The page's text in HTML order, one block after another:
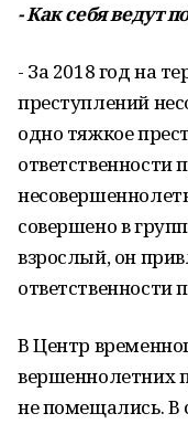
- Как себя ведут
- За 2018 год на
преступлений
одно тяжкое
ответственности
совершено в
взрослый, он
ответственности
В Центр
вершеннолетних
не помещались. В